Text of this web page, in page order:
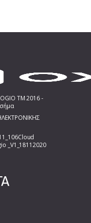
TM 2016 -
_V1_18112020